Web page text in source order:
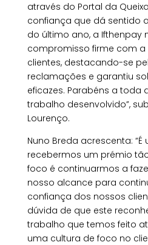
através do Portal da
confiança que dá sentido
do último ano, a Ifthenpay
compromisso firme com
clientes, destacando-se
reclamações e garantiu
eficazes. Parabéns a toda
trabalho desenvolvido”,
Lourenço.
Nuno Breda acrescenta:
recebermos um prémio
foco é continuarmos a
nosso alcance para
confiança dos nossos
dúvida de que este
trabalho que temos feito
uma cultura de foco no